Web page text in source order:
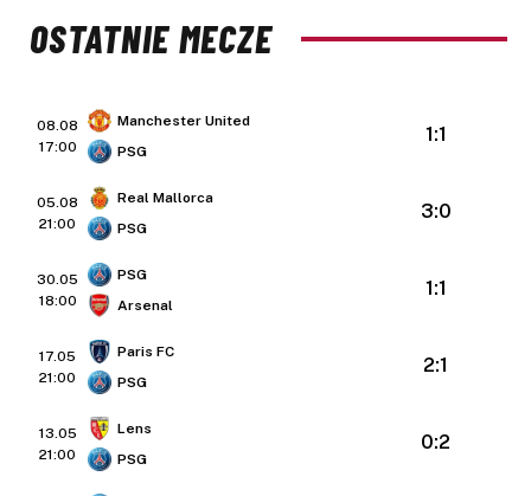
OSTATNIE MECZE
08.08
17:00
Manchester United
PSG
1:1
05.08
21:00
Real Mallorca
PSG
3:0
30.05
18:00
PSG
Arsenal
1:1
17.05
21:00
Paris FC
PSG
2:1
13.05
21:00
Lens
PSG
0:2